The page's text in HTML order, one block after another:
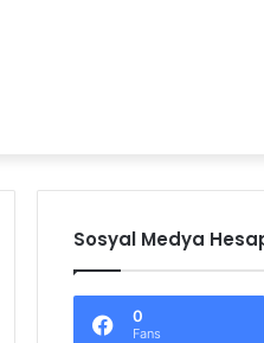
Sosyal Medya
0
Fans